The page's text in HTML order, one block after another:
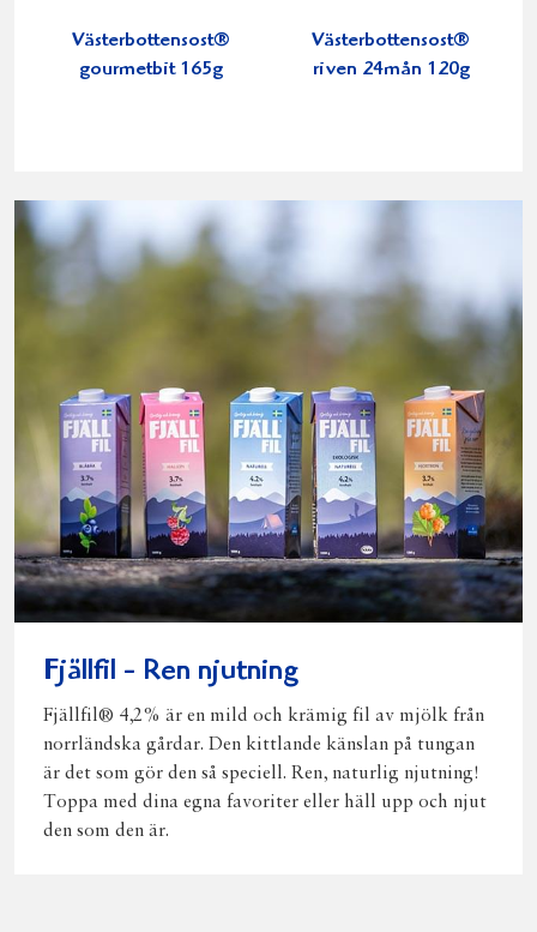
Västerbottensost®
gourmetbit 165g
Västerbottensost®
riven 24mån 120g
Fjällfil - Ren njutning
Fjällfil® 4,2% är en mild och krämig fil av mjölk från
norrländska gårdar. Den kittlande känslan på tungan
är det som gör den så speciell. Ren, naturlig njutning!
Toppa med dina egna favoriter eller häll upp och njut
den som den är.